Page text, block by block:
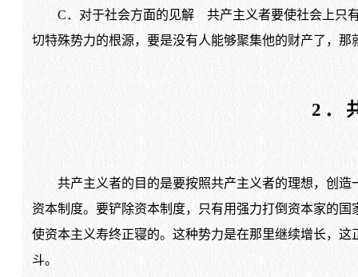
C．对于社会方面的见解 共产主义者要使社会上只
切特殊势力的根源，要是没有人能够聚集他的财产了，那
2．
共产主义者的目的是要按照共产主义者的理想，创造
资本制度。要铲除资本制度，只有用强力打倒资本家
使资本主义寿终正寝的。这种势力是在那里继续增长，
斗。